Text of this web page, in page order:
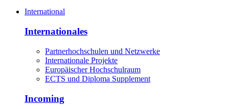
International
Internationales
Partnerhochschulen und Netzwerke
Internationale Projekte
Europäischer Hochschulraum
ECTS und Diploma Supplement
Incoming